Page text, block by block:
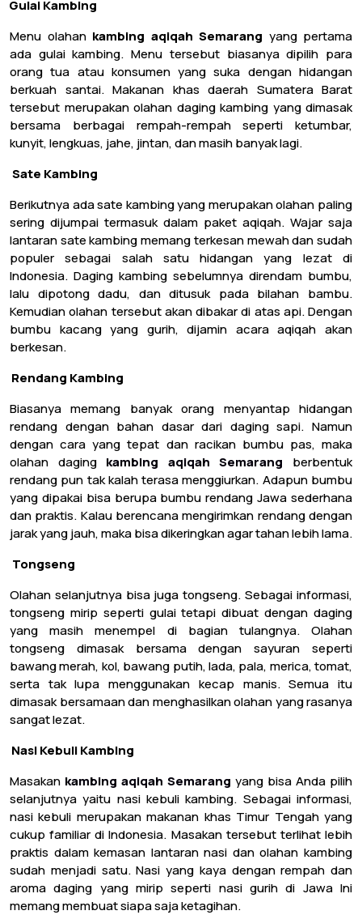
Gulai Kambing
Menu olahan kambing aqiqah Semarang yang pertama
ada gulai kambing. Menu tersebut biasanya dipilih para
orang tua atau konsumen yang suka dengan hidangan
berkuah santai. Makanan khas daerah Sumatera Barat
tersebut merupakan olahan daging kambing yang dimasak
bersama berbagai rempah-rempah seperti ketumbar,
kunyit, lengkuas, jahe, jintan, dan masih banyak lagi.
Sate Kambing
Berikutnya ada sate kambing yang merupakan olahan paling
sering dijumpai termasuk dalam paket aqiqah. Wajar saja
lantaran sate kambing memang terkesan mewah dan sudah
populer sebagai salah satu hidangan yang lezat di
Indonesia. Daging kambing sebelumnya direndam bumbu,
lalu dipotong dadu, dan ditusuk pada bilahan bambu.
Kemudian olahan tersebut akan dibakar di atas api. Dengan
bumbu kacang yang gurih, dijamin acara aqiqah akan
berkesan.
Rendang Kambing
Biasanya memang banyak orang menyantap hidangan
rendang dengan bahan dasar dari daging sapi. Namun
dengan cara yang tepat dan racikan bumbu pas, maka
olahan daging kambing aqiqah Semarang berbentuk
rendang pun tak kalah terasa menggiurkan. Adapun bumbu
yang dipakai bisa berupa bumbu rendang Jawa sederhana
dan praktis. Kalau berencana mengirimkan rendang dengan
jarak yang jauh, maka bisa dikeringkan agar tahan lebih lama.
Tongseng
Olahan selanjutnya bisa juga tongseng. Sebagai informasi,
tongseng mirip seperti gulai tetapi dibuat dengan daging
yang masih menempel di bagian tulangnya. Olahan
tongseng dimasak bersama dengan sayuran seperti
bawang merah, kol, bawang putih, lada, pala, merica, tomat,
serta tak lupa menggunakan kecap manis. Semua itu
dimasak bersamaan dan menghasilkan olahan yang rasanya
sangat lezat.
Nasi Kebuli Kambing
Masakan kambing aqiqah Semarang yang bisa Anda pilih
selanjutnya yaitu nasi kebuli kambing. Sebagai informasi,
nasi kebuli merupakan makanan khas Timur Tengah yang
cukup familiar di Indonesia. Masakan tersebut terlihat lebih
praktis dalam kemasan lantaran nasi dan olahan kambing
sudah menjadi satu. Nasi yang kaya dengan rempah dan
aroma daging yang mirip seperti nasi gurih di Jawa Ini
memang membuat siapa saja ketagihan.